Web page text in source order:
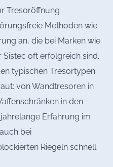
Tresoröffnung
Methoden wie
an, die bei Marken wie
oft erfolgreich sind.
typischen Tresortypen
von Wandtresoren in
in den
Erfahrung im
bei
Riegeln schnell